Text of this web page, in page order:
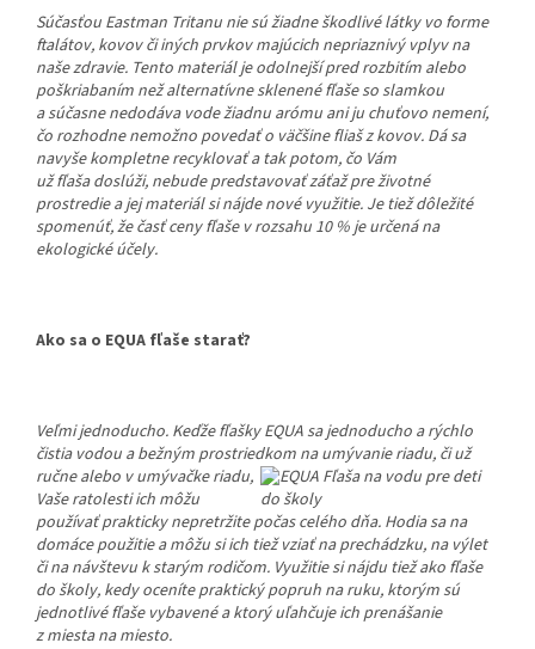
Súčasťou Eastman Tritanu nie sú žiadne škodlivé látky vo forme
ftalátov, kovov či iných prvkov majúcich nepriaznivý vplyv na
naše zdravie. Tento materiál je odolnejší pred rozbitím alebo
poškriabaním než alternatívne sklenené fľaše so slamkou
a súčasne nedodáva vode žiadnu arómu ani ju chuťovo nemení,
čo rozhodne nemožno povedať o väčšine fliaš z kovov. Dá sa
navyše kompletne recyklovať a tak potom, čo Vám
už fľaša doslúži, nebude predstavovať záťaž pre životné
prostredie a jej materiál si nájde nové využitie. Je tiež dôležité
spomenúť, že časť ceny fľaše v rozsahu 10 % je určená na
ekologické účely.
Ako sa o EQUA fľaše starať?
Veľmi jednoducho. Keďže fľašky EQUA sa jednoducho a rýchlo
čistia vodou a bežným prostriedkom na umývanie riadu, či už
ručne alebo v umývačke riadu,
Vaše ratolesti ich môžu
používať prakticky nepretržite počas celého dňa. Hodia sa na
domáce použitie a môžu si ich tiež vziať na prechádzku, na výlet
či na návštevu k starým rodičom. Využitie si nájdu tiež ako fľaše
do školy, kedy oceníte praktický popruh na ruku, ktorým sú
jednotlivé fľaše vybavené a ktorý uľahčuje ich prenášanie
z miesta na miesto.